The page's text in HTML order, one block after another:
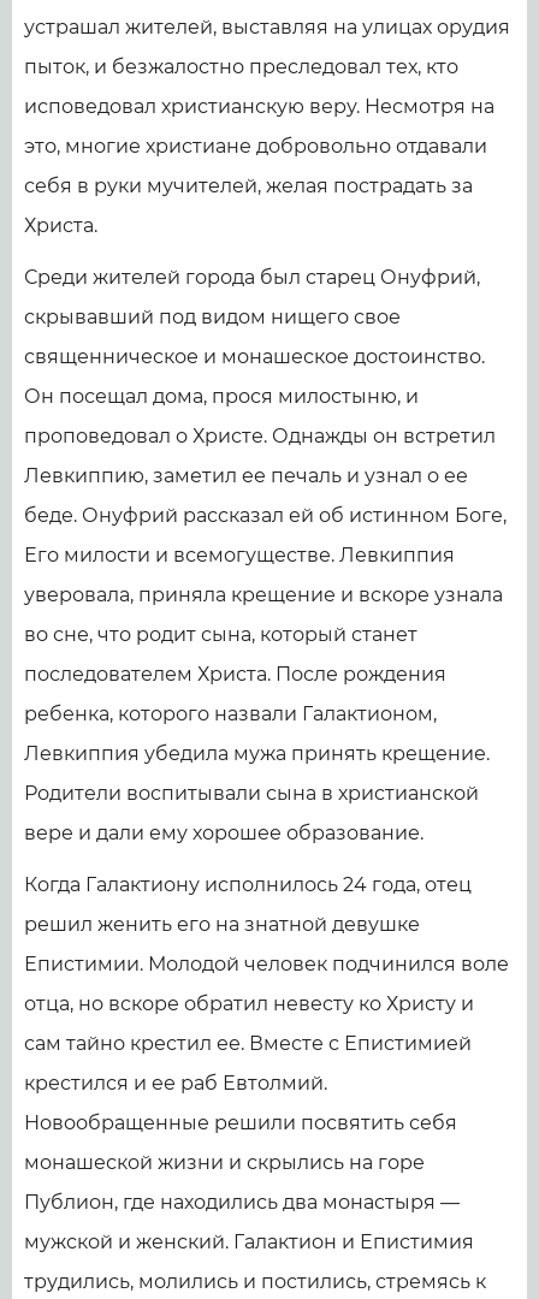
устрашал жителей, выставляя на улицах орудия
пыток, и безжалостно преследовал тех, кто
исповедовал христианскую веру. Несмотря на
это, многие христиане добровольно отдавали
себя в руки мучителей, желая пострадать за
Христа.
Среди жителей города был старец Онуфрий,
скрывавший под видом нищего свое
священническое и монашеское достоинство.
Он посещал дома, прося милостыню, и
проповедовал о Христе. Однажды он встретил
Левкиппию, заметил ее печаль и узнал о ее
беде. Онуфрий рассказал ей об истинном Боге,
Его милости и всемогуществе. Левкиппия
уверовала, приняла крещение и вскоре узнала
во сне, что родит сына, который станет
последователем Христа. После рождения
ребенка, которого назвали Галактионом,
Левкиппия убедила мужа принять крещение.
Родители воспитывали сына в христианской
вере и дали ему хорошее образование.
Когда Галактиону исполнилось 24 года, отец
решил женить его на знатной девушке
Епистимии. Молодой человек подчинился воле
отца, но вскоре обратил невесту ко Христу и
сам тайно крестил ее. Вместе с Епистимией
крестился и ее раб Евтолмий.
Новообращенные решили посвятить себя
монашеской жизни и скрылись на горе
Публион, где находились два монастыря —
мужской и женский. Галактион и Епистимия
трудились, молились и постились, стремясь к